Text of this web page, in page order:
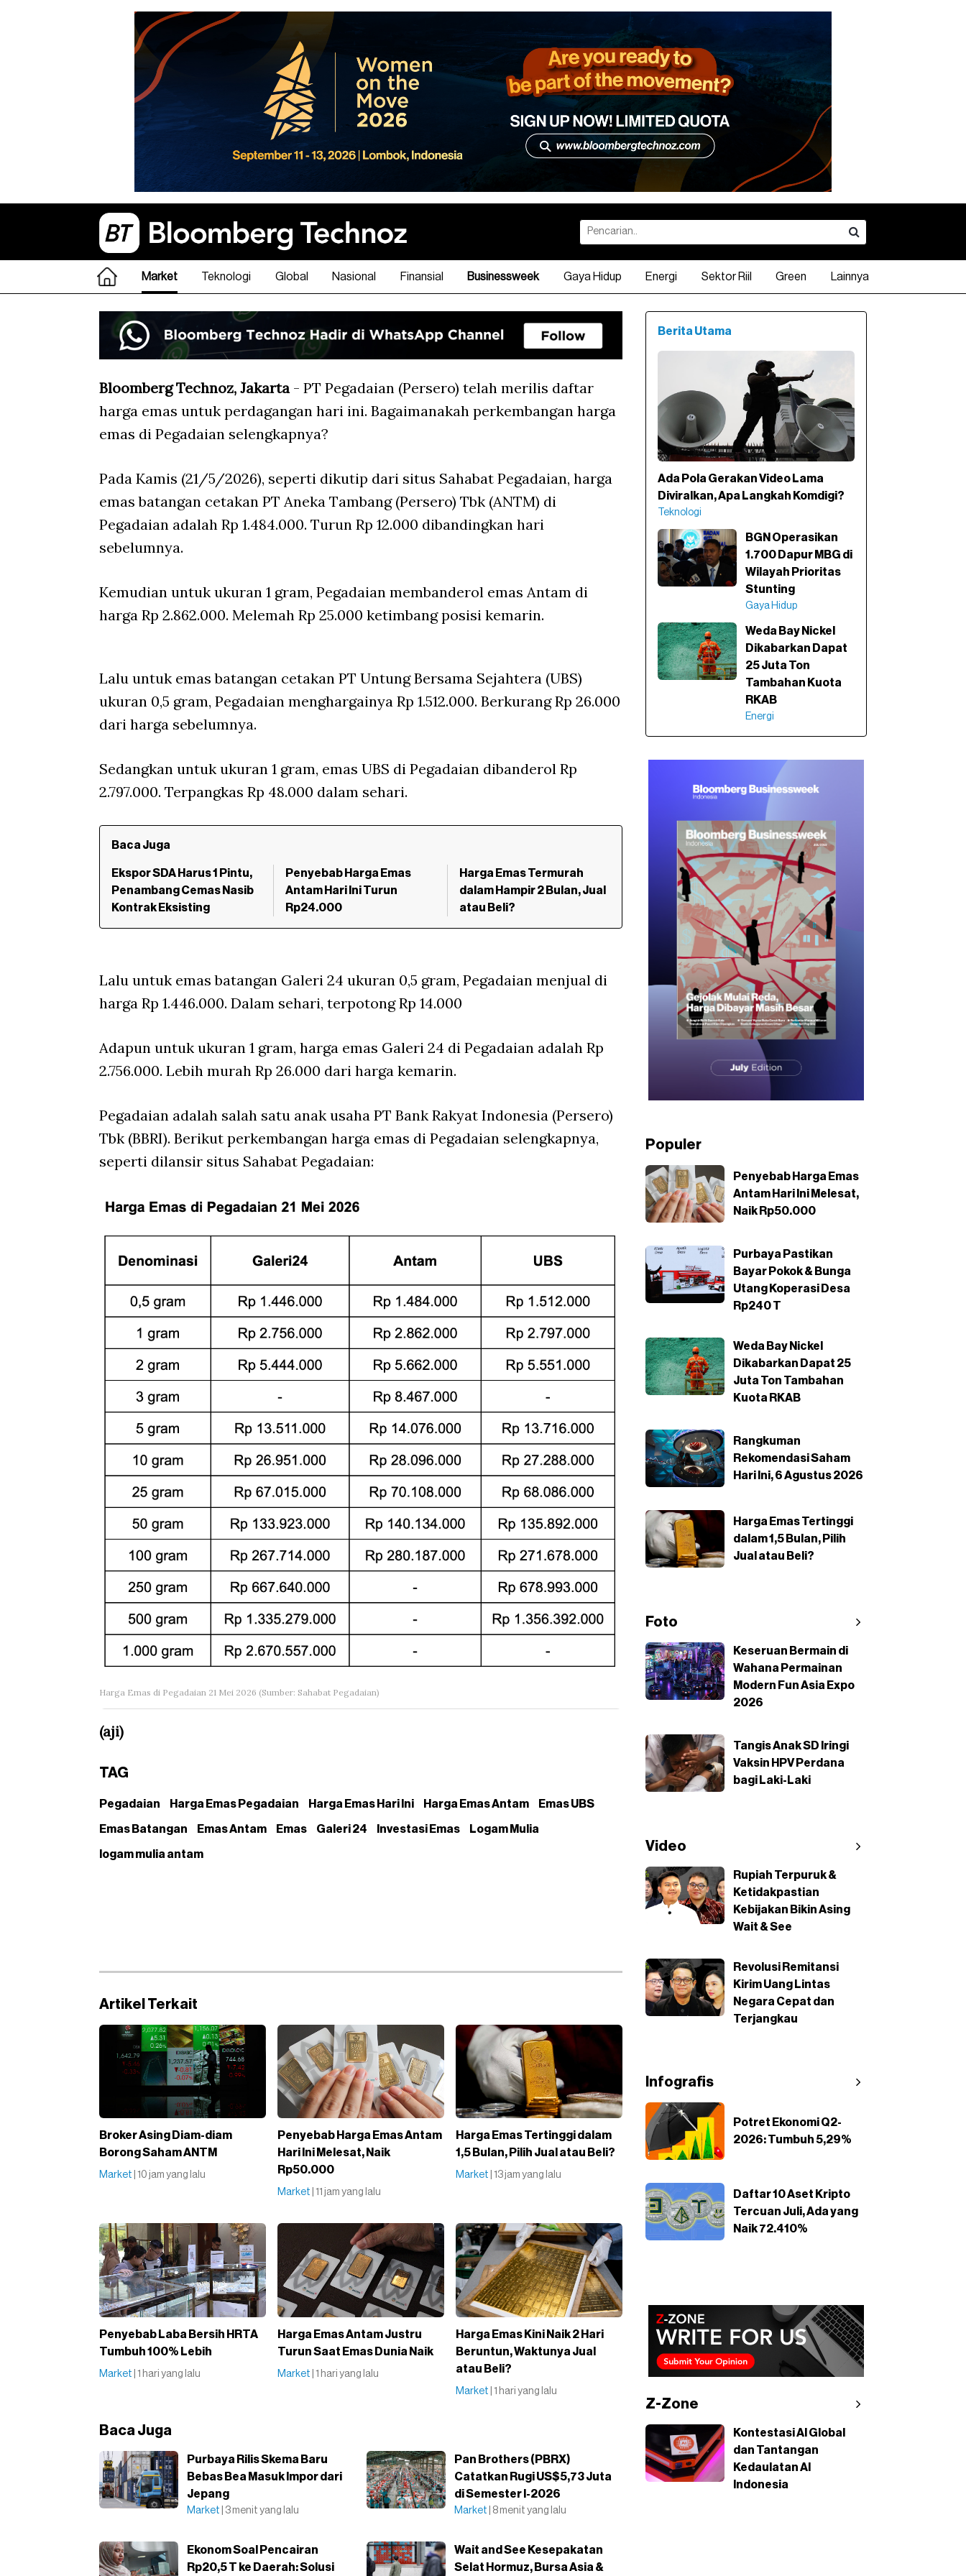
Market Teknologi Global Nasional Finansial Businessweek Gaya Hidup Energi Sektor Riil Green Lainnya
Bloomberg Technoz, Jakarta- PT Pegadaian (Persero) telah merilis daftar
harga emas untuk perdagangan hari ini. Bagaimanakah perkembangan harga
emas di Pegadaian selengkapnya?
Pada Kamis (21/5/2026), seperti dikutip dari situs Sahabat Pegadaian, harga
emas batangan cetakan PT Aneka Tambang (Persero) Tbk (ANTM) di
Pegadaian adalah Rp 1.484.000. Turun Rp 12.000 dibandingkan hari
sebelumnya.
Kemudian untuk ukuran 1 gram, Pegadaian membanderol emas Antam di
harga Rp 2.862.000. Melemah Rp 25.000 ketimbang posisi kemarin.
Lalu untuk emas batangan cetakan PT Untung Bersama Sejahtera (UBS)
ukuran 0,5 gram, Pegadaian menghargainya Rp 1.512.000. Berkurang Rp 26.000
dari harga sebelumnya.
Sedangkan untuk ukuran 1 gram, emas UBS di Pegadaian dibanderol Rp
2.797.000. Terpangkas Rp 48.000 dalam sehari.
Baca Juga
Ekspor SDA Harus 1 Pintu,
Penambang Cemas Nasib
Kontrak Eksisting
Penyebab Harga Emas
Antam Hari Ini Turun
Rp24.000
Harga Emas Termurah
dalam Hampir 2 Bulan, Jual
atau Beli?
Lalu untuk emas batangan Galeri 24 ukuran 0,5 gram, Pegadaian menjual di
harga Rp 1.446.000. Dalam sehari, terpotong Rp 14.000
Adapun untuk ukuran 1 gram, harga emas Galeri 24 di Pegadaian adalah Rp
2.756.000. Lebih murah Rp 26.000 dari harga kemarin.
Pegadaian adalah salah satu anak usaha PT Bank Rakyat Indonesia (Persero)
Tbk (BBRI). Berikut perkembangan harga emas di Pegadaian selengkapnya,
seperti dilansir situs Sahabat Pegadaian:
Harga Emas di Pegadaian 21 Mei 2026 (Sumber: Sahabat Pegadaian)
(aji)
TAG
Pegadaian Harga Emas Pegadaian Harga Emas Hari Ini Harga Emas Antam Emas UBS
Emas Batangan Emas Antam Emas Galeri 24 Investasi Emas Logam Mulia
logam mulia antam
Artikel Terkait
Broker Asing Diam-diam
Borong Saham ANTM
Market | 10 jam yang lalu
Penyebab Harga Emas Antam
Hari Ini Melesat, Naik
Rp50.000
Market | 11 jam yang lalu
Harga Emas Tertinggi dalam
1,5 Bulan, Pilih Jual atau Beli?
Market | 13 jam yang lalu
Penyebab Laba Bersih HRTA
Tumbuh 100% Lebih
Market | 1 hari yang lalu
Harga Emas Antam Justru
Turun Saat Emas Dunia Naik
Market | 1 hari yang lalu
Harga Emas Kini Naik 2 Hari
Beruntun, Waktunya Jual
atau Beli?
Market | 1 hari yang lalu
Baca Juga
Purbaya Rilis Skema Baru
Bebas Bea Masuk Impor dari
Jepang
Market | 3 menit yang lalu
Pan Brothers (PBRX)
Catatkan Rugi US$5,73 Juta
di Semester I-2026
Market | 8 menit yang lalu
Ekonom Soal Pencairan
Rp20,5 T ke Daerah: Solusi
Wait and See Kesepakatan
Selat Hormuz, Bursa Asia &
Berita Utama
Ada Pola Gerakan Video Lama
Diviralkan, Apa Langkah Komdigi?
Teknologi
BGN Operasikan
1.700 Dapur MBG di
Wilayah Prioritas
Stunting
Gaya Hidup
Weda Bay Nickel
Dikabarkan Dapat
25 Juta Ton
Tambahan Kuota
RKAB
Energi
Populer
Penyebab Harga Emas
Antam Hari Ini Melesat,
Naik Rp50.000
Purbaya Pastikan
Bayar Pokok & Bunga
Utang Koperasi Desa
Rp240 T
Weda Bay Nickel
Dikabarkan Dapat 25
Juta Ton Tambahan
Kuota RKAB
Rangkuman
Rekomendasi Saham
Hari Ini, 6 Agustus 2026
Harga Emas Tertinggi
dalam 1,5 Bulan, Pilih
Jual atau Beli?
Foto
Keseruan Bermain di
Wahana Permainan
Modern Fun Asia Expo
2026
Tangis Anak SD Iringi
Vaksin HPV Perdana
bagi Laki-Laki
Video
Rupiah Terpuruk &
Ketidakpastian
Kebijakan Bikin Asing
Wait & See
Revolusi Remitansi
Kirim Uang Lintas
Negara Cepat dan
Terjangkau
Infografis
Potret Ekonomi Q2-
2026: Tumbuh 5,29%
Daftar 10 Aset Kripto
Tercuan Juli, Ada yang
Naik 72.410%
Z-Zone
Kontestasi AI Global
dan Tantangan
Kedaulatan AI
Indonesia